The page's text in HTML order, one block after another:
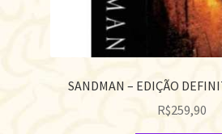
SANDMAN – EDIÇÃO
R$259,90